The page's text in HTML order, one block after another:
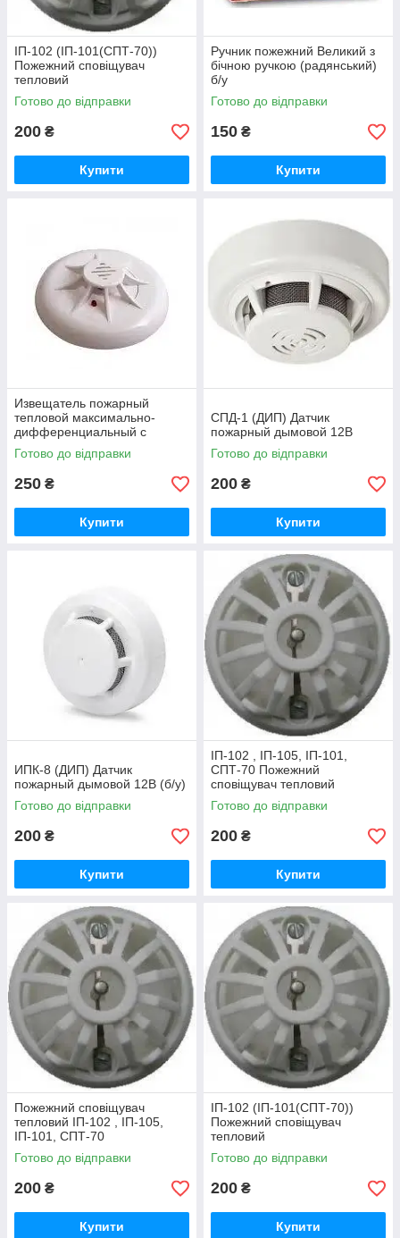
ІП-102 (ІП-101(СПТ-70))
Пожежний сповіщувач
тепловий
Готово до відправки
200 ₴
Купити
Ручник пожежний Великий з
бічною ручкою (радянський)
б/у
Готово до відправки
150 ₴
Купити
Извещатель пожарный
тепловой максимально-
дифференциальный с
индикацией дежурного
режима ТПТ-4
Готово до відправки
250 ₴
Купити
CПД-1 (ДИП) Датчик
пожарный дымовой 12В
Готово до відправки
200 ₴
Купити
ИПК-8 (ДИП) Датчик
пожарный дымовой 12В (б/у)
Готово до відправки
200 ₴
Купити
ІП-102 , ІП-105, ІП-101,
СПТ-70 Пожежний
сповіщувач тепловий
Готово до відправки
200 ₴
Купити
Пожежний сповіщувач
тепловий ІП-102 , ІП-105,
ІП-101, СПТ-70
Готово до відправки
200 ₴
Купити
ІП-102 (ІП-101(СПТ-70))
Пожежний сповіщувач
тепловий
Готово до відправки
200 ₴
Купити